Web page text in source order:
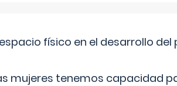
físico en el desarrollo del
mujeres tenemos capacidad